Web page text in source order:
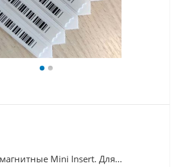
Mini Insert. Для...